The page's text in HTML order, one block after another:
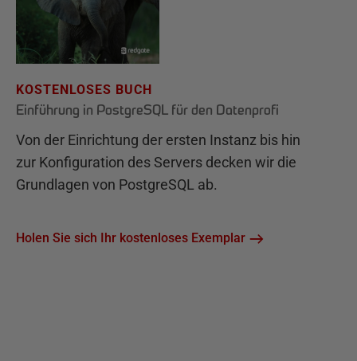
KOSTENLOSES BUCH
Einführung in PostgreSQL für den Datenprofi
Von der Einrichtung der ersten Instanz bis hin
zur Konfiguration des Servers decken wir die
Grundlagen von PostgreSQL ab.
Holen Sie sich Ihr kostenloses Exemplar